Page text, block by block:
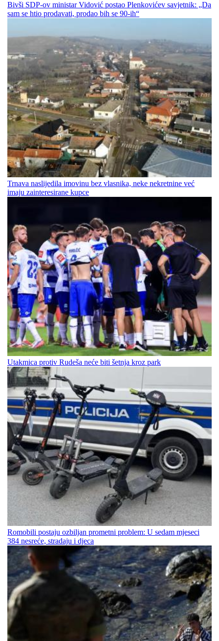
Bivši SDP-ov ministar Vidović postao Plenkovićev savjetnik: „Da
sam se htio prodavati, prodao bih se 90-ih“
Trnava naslijedila imovinu bez vlasnika, neke nekretnine već
imaju zainteresirane kupce
Utakmica protiv Rudeša neće biti šetnja kroz park
Romobili postaju ozbiljan prometni problem: U sedam mjeseci
384 nesreće, stradaju i djeca